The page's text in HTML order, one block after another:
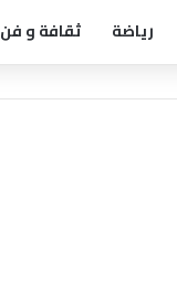
رياضة ثقافة و فن